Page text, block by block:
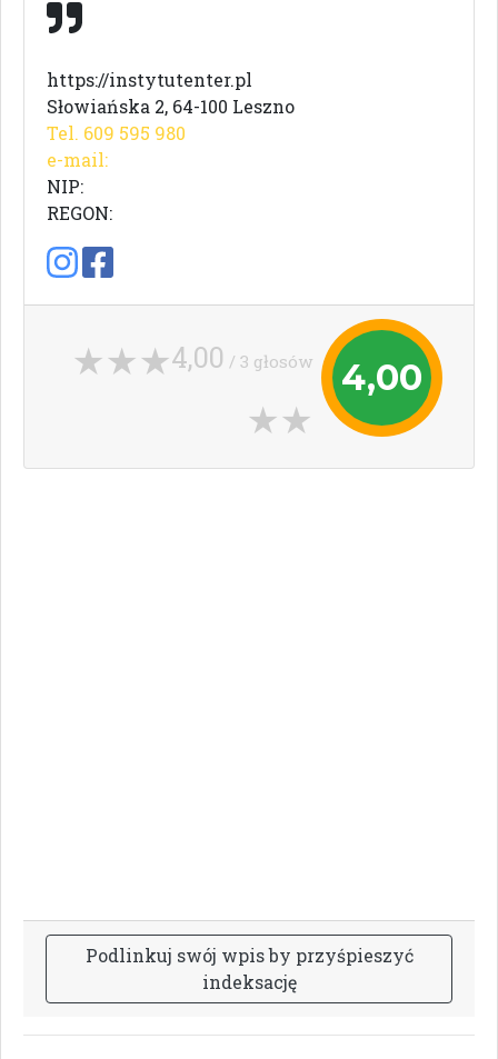
https://instytutenter.pl
Słowiańska 2, 64-100 Leszno
Tel. 609 595 980
e-mail:
NIP:
REGON:
4,00
4,00 / 3 głosów
Podlinkuj swój wpisby przyśpieszyć
indeksację